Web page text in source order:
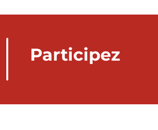
Participez